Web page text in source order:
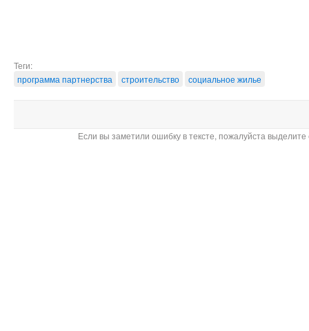
Теги:
программа партнерства
строительство социальное жилье
Если вы заметили ошибку в тексте, пожалуйста